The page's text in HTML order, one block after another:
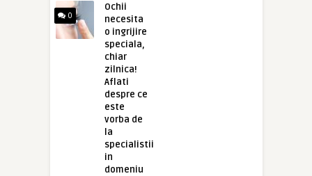
0
Ochii
necesita
o ingrijire
speciala,
chiar
zilnica!
Aflati
despre ce
este
vorba de
la
specialistii
in
domeniu